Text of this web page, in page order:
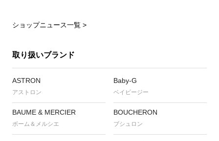
ショップニュース一覧 >
取り扱いブランド
ASTRON
アストロン
Baby-G
ベイビージー
BAUME & MERCIER
ボーム＆メルシエ
BOUCHERON
ブシュロン